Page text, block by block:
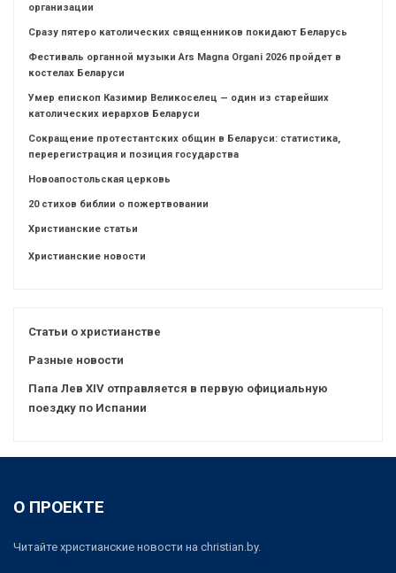
организации
Сразу пятеро католических священников покидают Беларусь
Фестиваль органной музыки Ars Magna Organi 2026 пройдет в
костелах Беларуси
Умер епископ Казимир Великоселец — один из старейших
католических иерархов Беларуси
Сокращение протестантских общин в Беларуси: статистика,
перерегистрация и позиция государства
Новоапостольская церковь
20 стихов библии о пожертвовании
Христианские статьи
Христианские новости
Статьи о христианстве
Разные новости
Папа Лев XIV отправляется в первую официальную
поездку по Испании
О ПРОЕКТЕ
Читайте христианские новости на christian.by.